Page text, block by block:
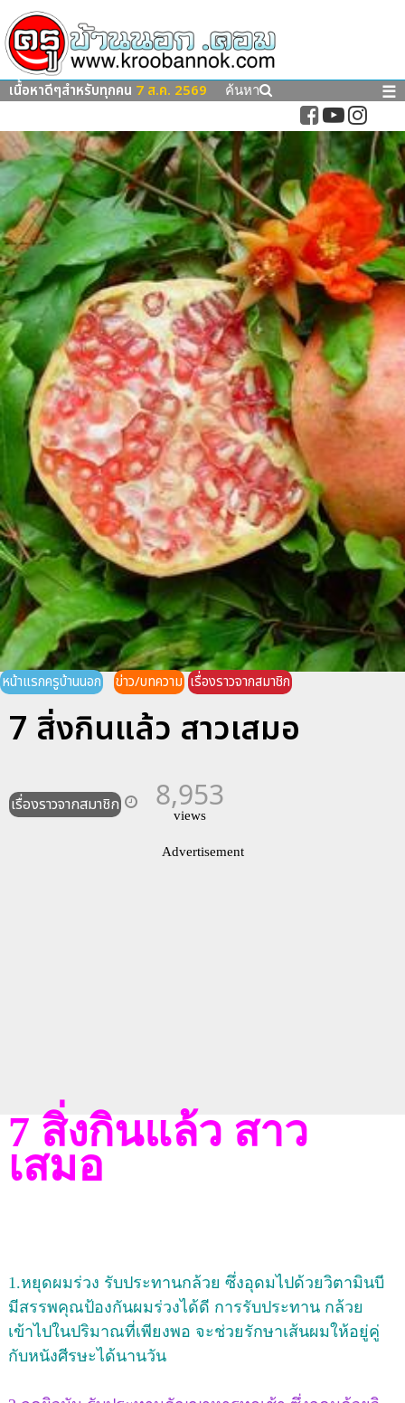
เนื้อหาดีๆสำหรับทุกคน 7 ส.ค. 2569 ค้นหา ☰
หน้าแรกครูบ้านนอก ข่าว/บทความ เรื่องราวจากสมาชิก
7 สิ่งกินแล้ว สาวเสมอ
เรื่องราวจากสมาชิก 8,953
views
Advertisement
7 สิ่งกินแล้ว สาว
เสมอ
1.หยุดผมร่วง รับประทานกล้วย ซึ่งอุดมไปด้วยวิตามินบี
มีสรรพคุณป้องกันผมร่วงได้ดี การรับประทาน กล้วย
เข้าไปในปริมาณที่เพียงพอ จะช่วยรักษาเส้นผมให้อยู่คู่
กับหนังศีรษะได้นานวัน